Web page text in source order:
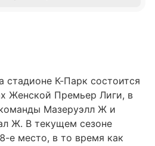
стадионе К-Парк состоится
Женской Премьер Лиги, в
Мазеруэлл Ж и
Ж. В текущем сезоне
е место, в то время как